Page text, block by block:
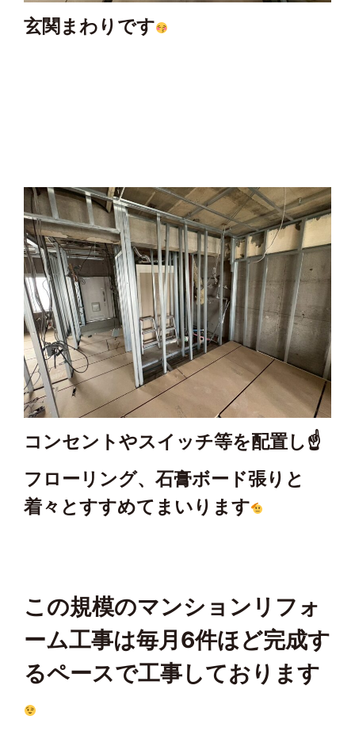
玄関まわりです
コンセントやスイッチ等を配置し☝️
フローリング、石膏ボード張りと
着々とすすめてまいります
この規模のマンションリフォ
ーム工事は毎月6件ほど完成す
るペースで工事しております